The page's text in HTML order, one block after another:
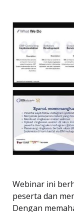
Webinar ini
peserta dan
Dengan